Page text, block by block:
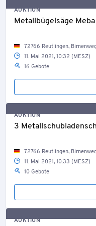
AUKTION
Metallbügelsäge
72766 Reutlingen,
11. Mai 2021, 10:32 (MESZ)
16 Gebote
AUKTION
3
72766 Reutlingen,
11. Mai 2021, 10:33 (MESZ)
10 Gebote
AUKTION